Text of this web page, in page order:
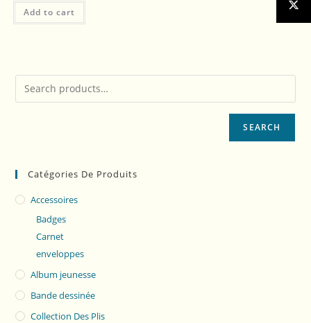
Add to cart
SEARCH
Catégories De Produits
Accessoires
Badges
Carnet
enveloppes
Album jeunesse
Bande dessinée
Collection Des Plis